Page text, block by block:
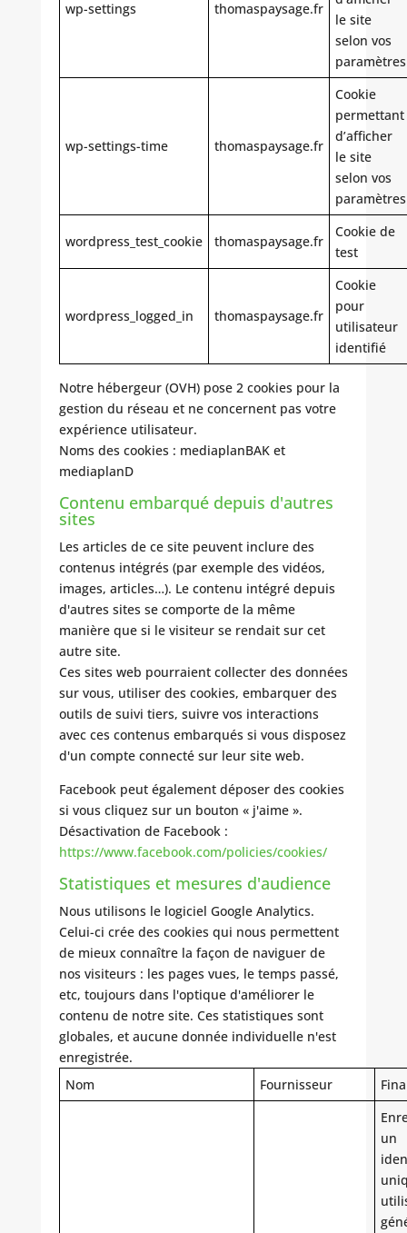
wp-settings thomaspaysage.fr
le site
selon vos
paramètres
wp-settings-time thomaspaysage.fr
Cookie
permettant
d’afficher
le site
selon vos
paramètres
wordpress_test_cookie thomaspaysage.fr
Cookie de
test
wordpress_logged_in thomaspaysage.fr
Cookie
pour
utilisateur
identifié
Notre hébergeur (OVH) pose 2 cookies pour la
gestion du réseau et ne concernent pas votre
expérience utilisateur.
Noms des cookies : mediaplanBAK et
mediaplanD
Contenu embarqué depuis d'autres
sites
Les articles de ce site peuvent inclure des
contenus intégrés (par exemple des vidéos,
images, articles…). Le contenu intégré depuis
d'autres sites se comporte de la même
manière que si le visiteur se rendait sur cet
autre site.
Ces sites web pourraient collecter des données
sur vous, utiliser des cookies, embarquer des
outils de suivi tiers, suivre vos interactions
avec ces contenus embarqués si vous disposez
d'un compte connecté sur leur site web.
Facebook peut également déposer des cookies
si vous cliquez sur un bouton « j'aime ».
Désactivation de Facebook :
https://www.facebook.com/policies/cookies/
Statistiques et mesures d'audience
Nous utilisons le logiciel Google Analytics.
Celui-ci crée des cookies qui nous permettent
de mieux connaître la façon de naviguer de
nos visiteurs : les pages vues, le temps passé,
etc, toujours dans l'optique d'améliorer le
contenu de notre site. Ces statistiques sont
globales, et aucune donnée individuelle n'est
enregistrée.
Nom
Fournisseur
un